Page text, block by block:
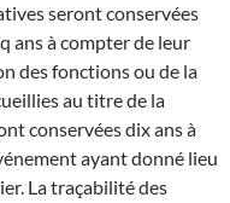
seront conservées
ans à compter de leur
des fonctions ou de la
au titre de la
conservées dix ans à
ayant donné lieu
La traçabilité des